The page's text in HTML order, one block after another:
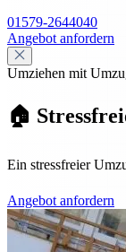
01579-2644040
Angebot anfordern
Umziehen mit
🏠
Ein stressfreier
Angebot anfordern